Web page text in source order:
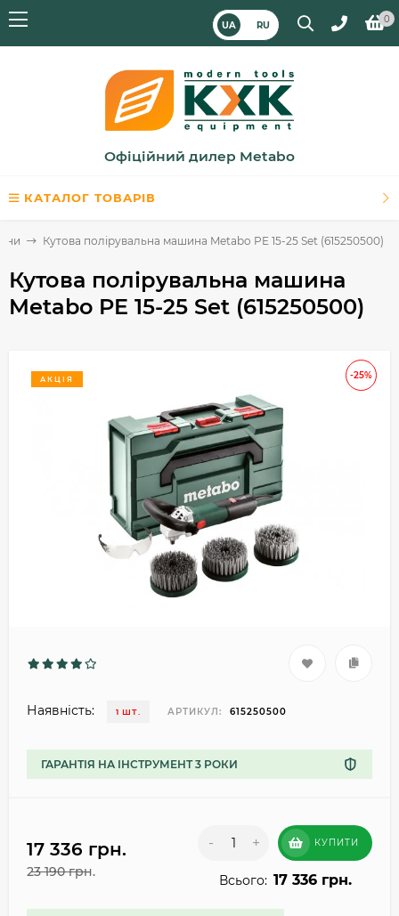
UA RU
0
Офіційний дилер Metabo
КАТАЛОГ ТОВАРІВ
Кутова полірувальна машина Metabo PE 15-25 Set (615250500)
Кутова полірувальна машина
Metabo PE 15-25 Set (615250500)
-25%
АКЦІЯ
Наявність: 1 ШТ. АРТИКУЛ: 615250500
ГАРАНТІЯ НА ІНСТРУМЕНТ 3 РОКИ
17 336 грн.
23 190 грн.
- + КУПИТИ
Всього: 17 336 грн.